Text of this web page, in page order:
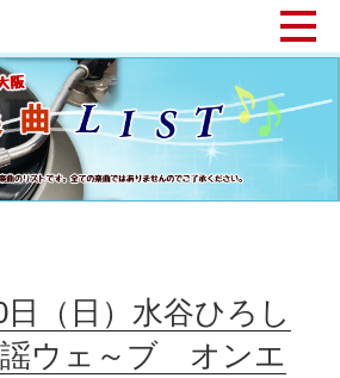
（日）水谷ひろし
謡ウェ～ブ オンエ